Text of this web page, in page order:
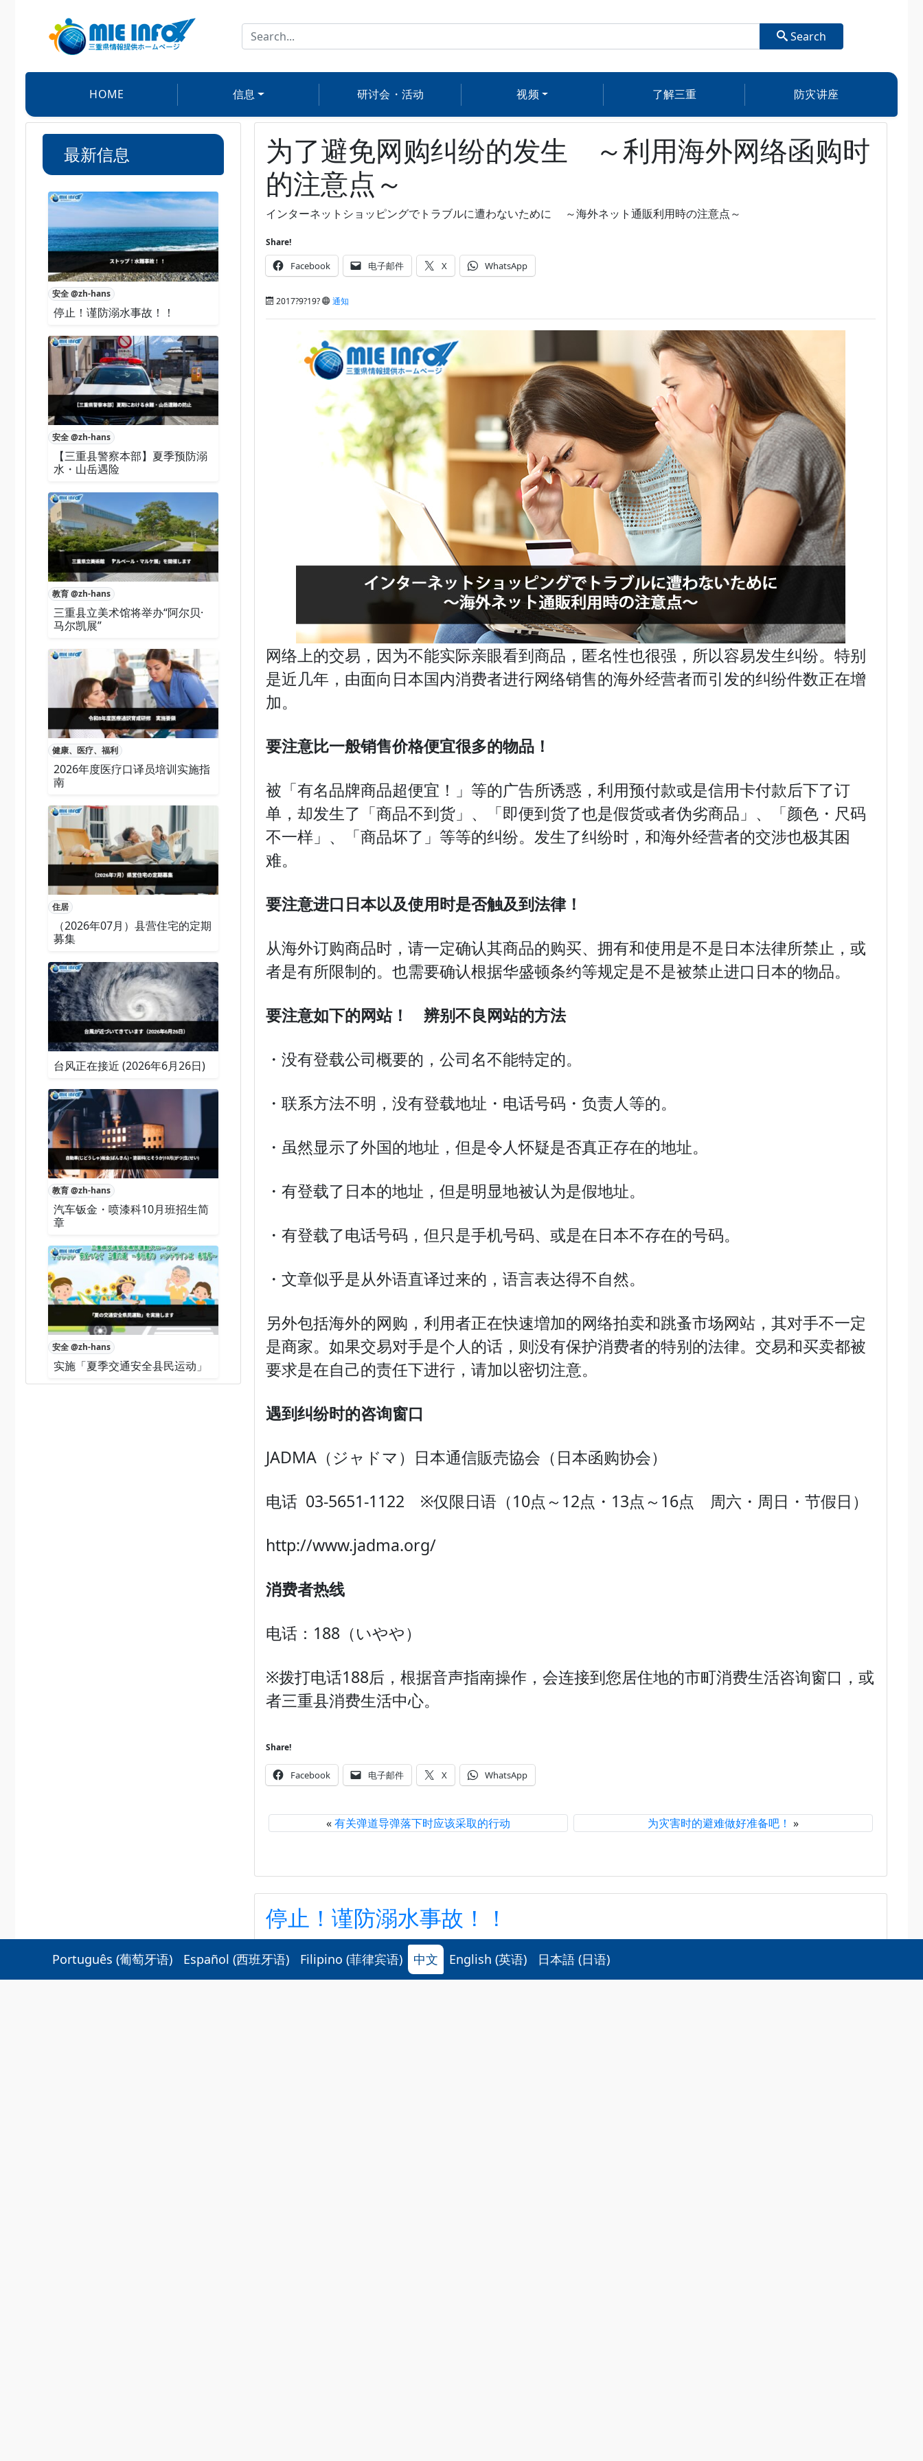
Search
HOME 信息 研讨会・活动 视频 了解三重 防灾讲座
最新信息
安全 @zh-hans
停止！谨防溺水事故！！
安全 @zh-hans
【三重县警察本部】夏季预防溺
水・山岳遇险
教育 @zh-hans
三重县立美术馆将举办“阿尔贝·
马尔凯展”
健康、医疗、福利
2026年度医疗口译员培训实施指
南
住居
（2026年07月）县营住宅的定期
募集
台风正在接近 (2026年6月26日)
教育 @zh-hans
汽车钣金・喷漆科10月班招生简
章
安全 @zh-hans
实施「夏季交通安全县民运动」
为了避免网购纠纷的发生 ～利用海外网络函购时
的注意点～
インターネットショッピングでトラブルに遭わないために ～海外ネット通販利用時の注意点～
Share!
Facebook 电子邮件 X WhatsApp
2017?9?19? 通知
网络上的交易，因为不能实际亲眼看到商品，匿名性也很强，所以容易发生纠纷。特别
是近几年，由面向日本国内消费者进行网络销售的海外经营者而引发的纠纷件数正在增
加。
要注意比一般销售价格便宜很多的物品！
被「有名品牌商品超便宜！」等的广告所诱惑，利用预付款或是信用卡付款后下了订
单，却发生了「商品不到货」、「即便到货了也是假货或者伪劣商品」、「颜色・尺码
不一样」、「商品坏了」等等的纠纷。发生了纠纷时，和海外经营者的交涉也极其困
难。
要注意进口日本以及使用时是否触及到法律！
从海外订购商品时，请一定确认其商品的购买、拥有和使用是不是日本法律所禁止，或
者是有所限制的。也需要确认根据华盛顿条约等规定是不是被禁止进口日本的物品。
要注意如下的网站！ 辨别不良网站的方法
・没有登载公司概要的，公司名不能特定的。
・联系方法不明，没有登载地址・电话号码・负责人等的。
・虽然显示了外国的地址，但是令人怀疑是否真正存在的地址。
・有登载了日本的地址，但是明显地被认为是假地址。
・有登载了电话号码，但只是手机号码、或是在日本不存在的号码。
・文章似乎是从外语直译过来的，语言表达得不自然。
另外包括海外的网购，利用者正在快速増加的网络拍卖和跳蚤市场网站，其对手不一定
是商家。如果交易对手是个人的话，则没有保护消费者的特别的法律。交易和买卖都被
要求是在自己的责任下进行，请加以密切注意。
遇到纠纷时的咨询窗口
JADMA（ジャドマ）日本通信販売協会（日本函购协会）
电话 03-5651-1122 ※仅限日语（10点～12点・13点～16点 周六・周日・节假日）
http://www.jadma.org/
消费者热线
电话：188（いやや）
※拨打电话188后，根据音声指南操作，会连接到您居住地的市町消费生活咨询窗口，或
者三重县消费生活中心。
Share!
Facebook 电子邮件 X WhatsApp
«有关弹道导弹落下时应该采取的行动 为灾害时的避难做好准备吧！ »
停止！谨防溺水事故！！
2026?8?5? 安全 @zh-hans , 通知
Português (葡萄牙语) Español (西班牙语) Filipino (菲律宾语) 中文 English (英语) 日本語 (日语)